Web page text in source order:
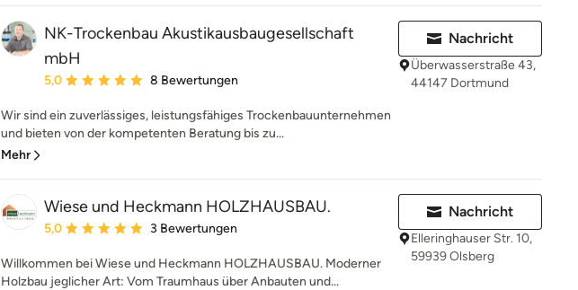
NK-Trockenbau Akustikausbaugesellschaft
mbH
Durchschnittliche Bewertung: 5 von 5 Sternen
5,0 8 Bewertungen
Wir sind ein zuverlässiges, leistungsfähiges Trockenbauunternehmen
und bieten von der kompetenten Beratung bis zu...
Mehr
Nachricht
Überwasserstraße 43,
44147 Dortmund
Wiese und Heckmann HOLZHAUSBAU.
Durchschnittliche Bewertung: 5 von 5 Sternen
5,0 3 Bewertungen
Willkommen bei Wiese und Heckmann HOLZHAUSBAU. Moderner
Holzbau jeglicher Art: Vom Traumhaus über Anbauten und...
Nachricht
Elleringhauser Str. 10,
59939 Olsberg